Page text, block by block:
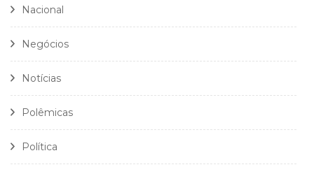
Nacional
Negócios
Notícias
Polêmicas
Política